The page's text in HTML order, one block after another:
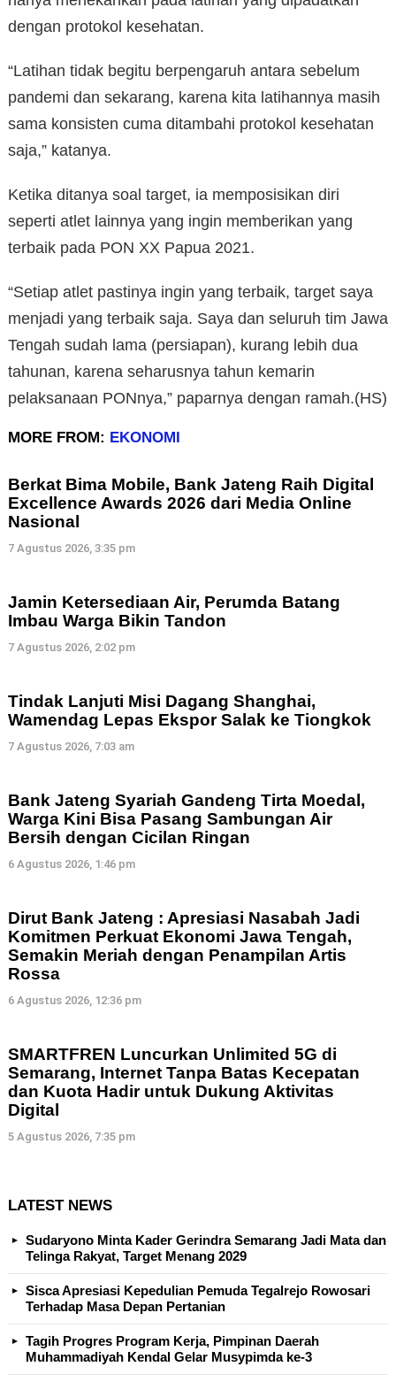
dengan protokol kesehatan.
“Latihan tidak begitu berpengaruh antara sebelum
pandemi dan sekarang, karena kita latihannya masih
sama konsisten cuma ditambahi protokol kesehatan
saja,” katanya.
Ketika ditanya soal target, ia memposisikan diri
seperti atlet lainnya yang ingin memberikan yang
terbaik pada PON XX Papua 2021.
“Setiap atlet pastinya ingin yang terbaik, target saya
menjadi yang terbaik saja. Saya dan seluruh tim Jawa
Tengah sudah lama (persiapan), kurang lebih dua
tahunan, karena seharusnya tahun kemarin
pelaksanaan PONnya,” paparnya dengan ramah.(HS)
MORE FROM: EKONOMI
Berkat Bima Mobile, Bank Jateng Raih Digital
Excellence Awards 2026 dari Media Online
Nasional
7 Agustus 2026, 3:35 pm
Jamin Ketersediaan Air, Perumda Batang
Imbau Warga Bikin Tandon
7 Agustus 2026, 2:02 pm
Tindak Lanjuti Misi Dagang Shanghai,
Wamendag Lepas Ekspor Salak ke Tiongkok
7 Agustus 2026, 7:03 am
Bank Jateng Syariah Gandeng Tirta Moedal,
Warga Kini Bisa Pasang Sambungan Air
Bersih dengan Cicilan Ringan
6 Agustus 2026, 1:46 pm
Dirut Bank Jateng : Apresiasi Nasabah Jadi
Komitmen Perkuat Ekonomi Jawa Tengah,
Semakin Meriah dengan Penampilan Artis
Rossa
6 Agustus 2026, 12:36 pm
SMARTFREN Luncurkan Unlimited 5G di
Semarang, Internet Tanpa Batas Kecepatan
dan Kuota Hadir untuk Dukung Aktivitas
Digital
5 Agustus 2026, 7:35 pm
LATEST NEWS
Sudaryono Minta Kader Gerindra Semarang Jadi Mata dan
Telinga Rakyat, Target Menang 2029
Sisca Apresiasi Kepedulian Pemuda Tegalrejo Rowosari
Terhadap Masa Depan Pertanian
Tagih Progres Program Kerja, Pimpinan Daerah
Muhammadiyah Kendal Gelar Musypimda ke-3